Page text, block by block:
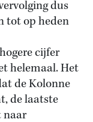
dus
tot op heden
cijfer
helemaal. Het
de Kolonne
de laatste
naar